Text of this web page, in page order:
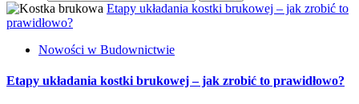
Etapy układania kostki brukowej – jak zrobić to
prawidłowo?
Nowości w Budownictwie
Etapy układania kostki brukowej – jak zrobić to prawidłowo?